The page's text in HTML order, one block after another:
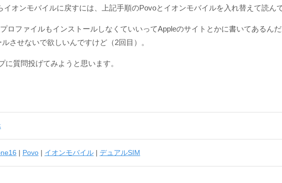
イオンモバイルに戻すには、上記手順のPovoとイオンモバイルを入れ替えて読ん
ロファイルもインストールしなくていいってAppleのサイトとかに書いてあるん
させないで欲しいんですけど（2回目）。
に質問投げてみようと思います。
| Povo| イオンモバイル| デュアルSIM